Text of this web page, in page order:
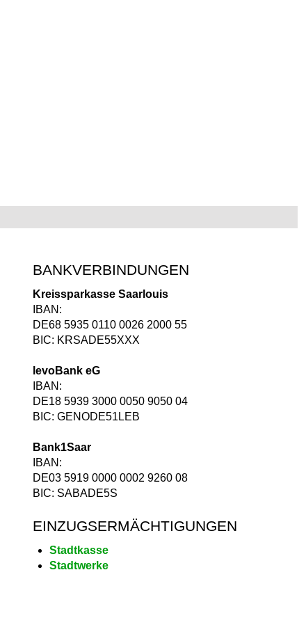
BANKVERBINDUNGEN
Kreissparkasse Saarlouis
IBAN:
DE68 5935 0110 0026 2000 55
BIC: KRSADE55XXX
levoBank eG
IBAN:
DE18 5939 3000 0050 9050 04
BIC: GENODE51LEB
Bank1Saar
IBAN:
DE03 5919 0000 0002 9260 08
BIC: SABADE5S
EINZUGSERMÄCHTIGUNGEN
Stadtkasse
Stadtwerke